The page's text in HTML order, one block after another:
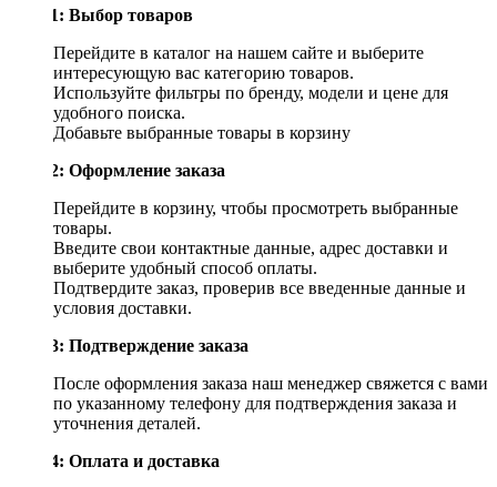
Шаг 1: Выбор товаров
Перейдите в каталог на нашем сайте и выберите
интересующую вас категорию товаров.
Используйте фильтры по бренду, модели и цене для
удобного поиска.
Добавьте выбранные товары в корзину
Шаг 2: Оформление заказа
Перейдите в корзину, чтобы просмотреть выбранные
товары.
Введите свои контактные данные, адрес доставки и
выберите удобный способ оплаты.
Подтвердите заказ, проверив все введенные данные и
условия доставки.
Шаг 3: Подтверждение заказа
После оформления заказа наш менеджер свяжется с вами
по указанному телефону для подтверждения заказа и
уточнения деталей.
Шаг 4: Оплата и доставка